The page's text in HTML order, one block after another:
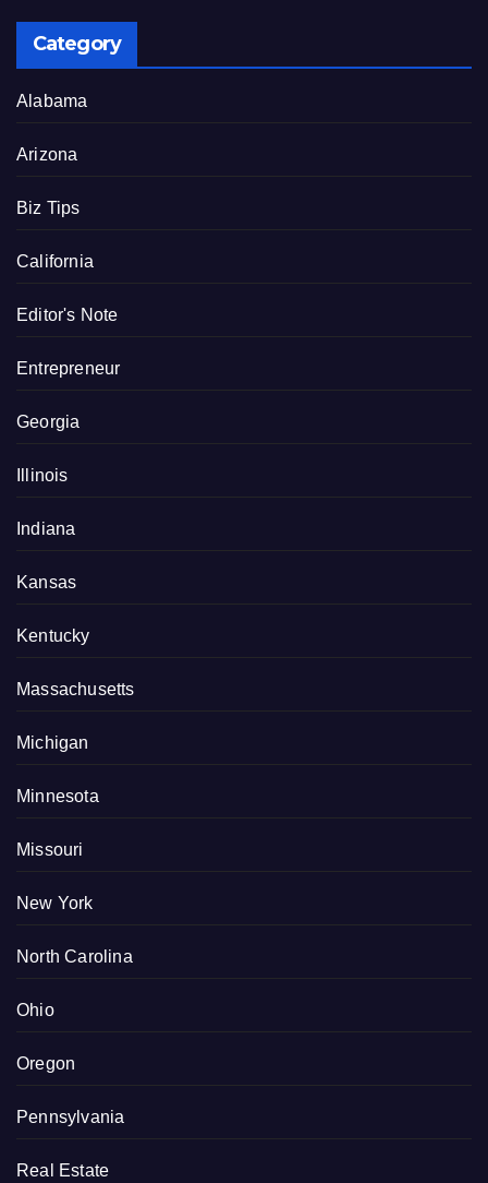
Category
Alabama
Arizona
Biz Tips
California
Editor's Note
Entrepreneur
Georgia
Illinois
Indiana
Kansas
Kentucky
Massachusetts
Michigan
Minnesota
Missouri
New York
North Carolina
Ohio
Oregon
Pennsylvania
Real Estate